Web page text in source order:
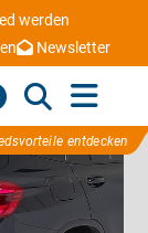
werden
Newsletter
entdecken